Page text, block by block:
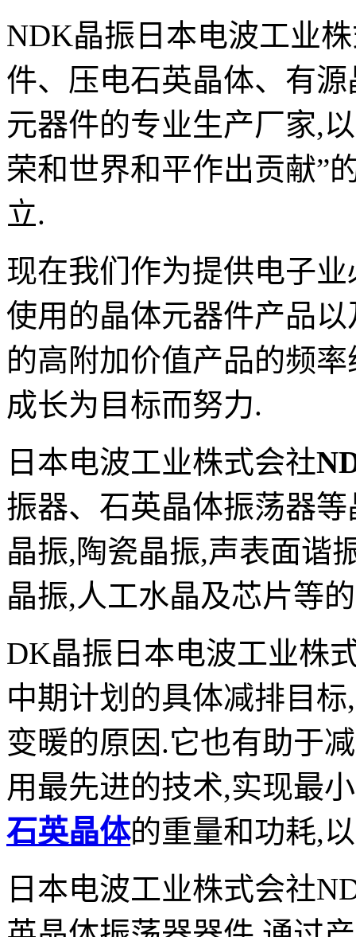
NDK晶振日本电波工业
件、压电石英晶体、有
元器件的专业生产厂家,
荣和世界和平作出贡献”
立.
现在我们作为提供电子
使用的晶体元器件产品
的高附加价值产品的频
成长为目标而努力.
日本电波工业株式会社
振器、石英晶体振荡器
晶振,陶瓷晶振,声表面谐
晶振,人工水晶及芯片等
DK晶振日本电波工业株
中期计划的具体减排目标,
变暖的原因.它也有助于
用最先进的技术,实现最
石英晶体的重量和功耗,
日本电波工业株式会社